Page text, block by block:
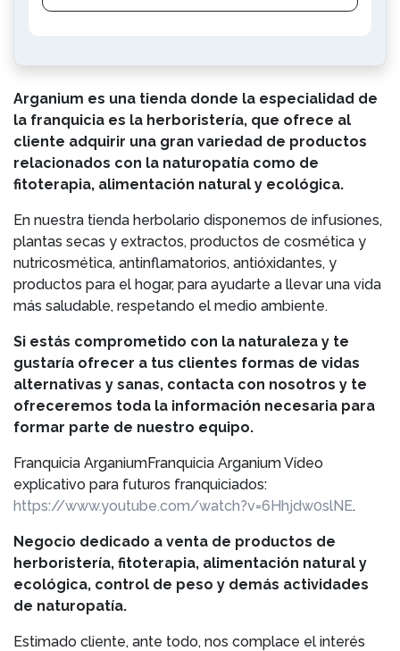
Arganium es una tienda donde la especialidad de
la franquicia es la herboristería, que ofrece al
cliente adquirir una gran variedad de productos
relacionados con la naturopatía como de
fitoterapia, alimentación natural y ecológica.
En nuestra tienda herbolario disponemos de infusiones,
plantas secas y extractos, productos de cosmética y
nutricosmética, antinflamatorios, antióxidantes, y
productos para el hogar, para ayudarte a llevar una vida
más saludable, respetando el medio ambiente.
Si estás comprometido con la naturaleza y te
gustaría ofrecer a tus clientes formas de vidas
alternativas y sanas, contacta con nosotros y te
ofreceremos toda la información necesaria para
formar parte de nuestro equipo.
Franquicia ArganiumFranquicia Arganium Vídeo
explicativo para futuros franquiciados:
https://www.youtube.com/watch?v=6Hhjdw0slNE.
Negocio dedicado a venta de productos de
herboristería, fitoterapia, alimentación natural y
ecológica, control de peso y demás actividades
de naturopatía.
Estimado cliente, ante todo, nos complace el interés